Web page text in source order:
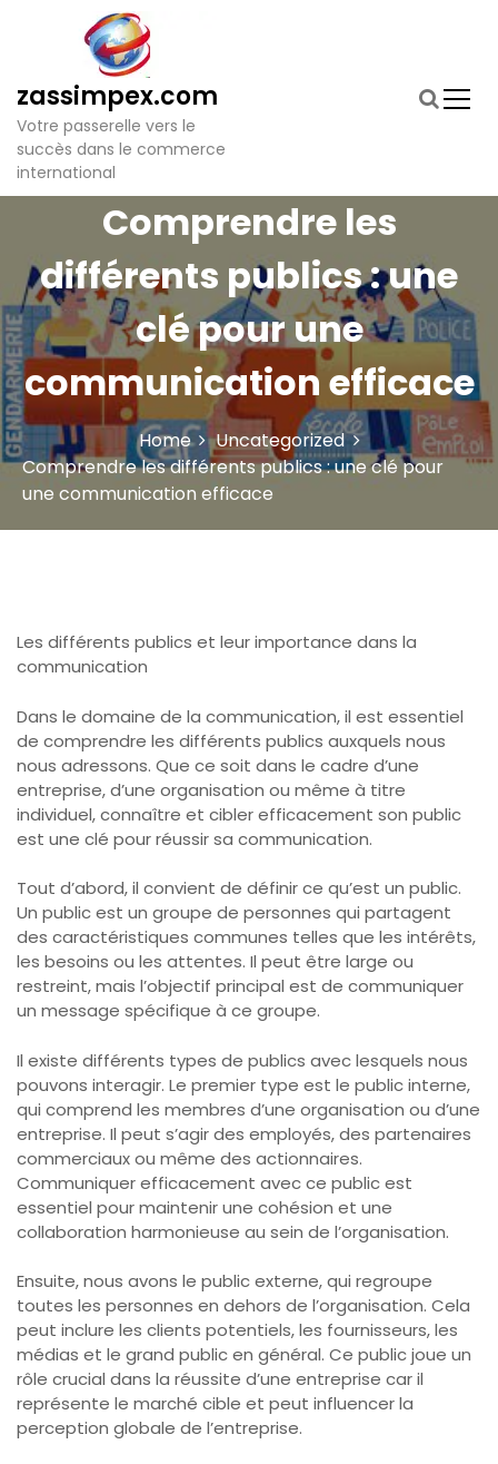
t
zassimpex.com
Votre passerelle vers le
succès dans le commerce
international
Comprendre les
différents publics : une
clé pour une
communication efficace
Home
Uncategorized
Comprendre les différents publics : une clé pour
une communication efficace
Les différents publics et leur importance dans la
communication
Dans le domaine de la communication, il est essentiel
de comprendre les différents publics auxquels nous
nous adressons. Que ce soit dans le cadre d’une
entreprise, d’une organisation ou même à titre
individuel, connaître et cibler efficacement son public
est une clé pour réussir sa communication.
Tout d’abord, il convient de définir ce qu’est un public.
Un public est un groupe de personnes qui partagent
des caractéristiques communes telles que les intérêts,
les besoins ou les attentes. Il peut être large ou
restreint, mais l’objectif principal est de communiquer
un message spécifique à ce groupe.
Il existe différents types de publics avec lesquels nous
pouvons interagir. Le premier type est le public interne,
qui comprend les membres d’une organisation ou d’une
entreprise. Il peut s’agir des employés, des partenaires
commerciaux ou même des actionnaires.
Communiquer efficacement avec ce public est
essentiel pour maintenir une cohésion et une
collaboration harmonieuse au sein de l’organisation.
Ensuite, nous avons le public externe, qui regroupe
toutes les personnes en dehors de l’organisation. Cela
peut inclure les clients potentiels, les fournisseurs, les
médias et le grand public en général. Ce public joue un
rôle crucial dans la réussite d’une entreprise car il
représente le marché cible et peut influencer la
perception globale de l’entreprise.